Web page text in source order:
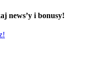
news’y i bonusy!